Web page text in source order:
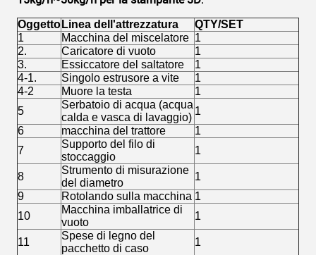
Oggetto Linea dell'attrezzatura
QTY/SET
1
Macchina del miscelatore 1
2.
Caricatore di vuoto
1
3.
Essiccatore del saltatore
1
4-1.
Singolo estrusore a vite
1
4-2
Muore la testa
1
5
Serbatoio di acqua (acqua
calda e vasca di lavaggio)
1
6
macchina del trattore
1
7
Supporto del filo di
stoccaggio
1
8
Strumento di misurazione
del diametro
1
9
Rotolando sulla macchina 1
10
Macchina imballatrice di
vuoto
1
11
Spese di legno del
pacchetto di caso
1